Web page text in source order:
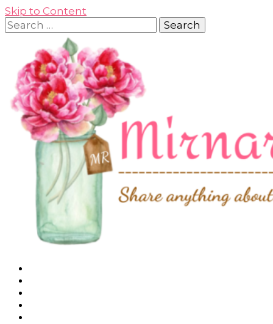
Skip to Content
Search
for:
Lifestyle, Beauty & Working Mom Journey